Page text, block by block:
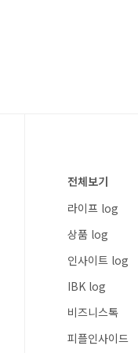
전체보기
라이프 log
상품 log
인사이트 log
IBK log
비즈니스톡
피플인사이드